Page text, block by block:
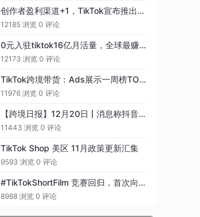
创作者盈利渠道+1，TikTok宣布推出付费视频功能
12185 浏览 0 评论
0元入驻tiktok16亿月活量，全球最赚钱的平台
12173 浏览 0 评论
TikTok跨境带货：Ads展示一周榜TOP12，品牌曝光＋带货转化＝多管齐下！（3）
11976 浏览 0 评论
【跨境日报】12月20日 | 消息称抖音与TikTok独立
11443 浏览 0 评论
TikTok Shop 美区 11月政策更新汇集
9593 浏览 0 评论
#TikTokShortFilm 竞赛回归，首次向美国创作者开放
8988 浏览 0 评论